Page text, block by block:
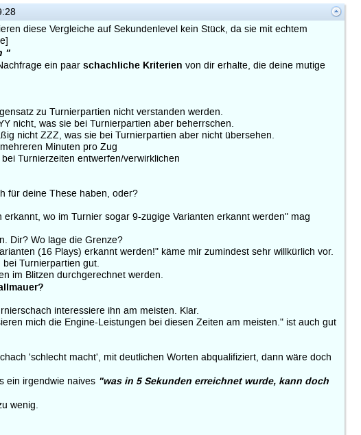
diese Vergleiche auf Sekundenlevel kein Stück, da sie mit echtem
"
ein paar schachliche Kriterien von dir erhalte, die deine mutige
zu Turnierpartien nicht verstanden werden.
nicht, was sie bei Turnierpartien aber beherrschen.
nicht ZZZ, was sie bei Turnierpartien aber nicht übersehen.
Minuten pro Zug
Turnierzeiten entwerfen/verwirklichen
für deine These haben, oder?
wo im Turnier sogar 9-zügige Varianten erkannt werden" mag
Dir? Wo läge die Grenze?
(16 Plays) erkannt werden!" käme mir zumindest sehr willkürlich vor.
Turnierpartien gut.
im Blitzen durchgerechnet werden.
interessiere ihn am meisten. Klar.
mich die Engine-Leistungen bei diesen Zeiten am meisten." ist auch gut
'schlecht macht', mit deutlichen Worten abqualifiziert, dann wäre doch
ein irgendwie naives "was in 5 Sekunden erreichnet wurde, kann doch
wenig.